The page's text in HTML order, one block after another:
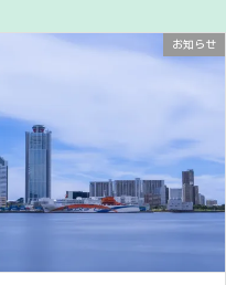
お知らせ